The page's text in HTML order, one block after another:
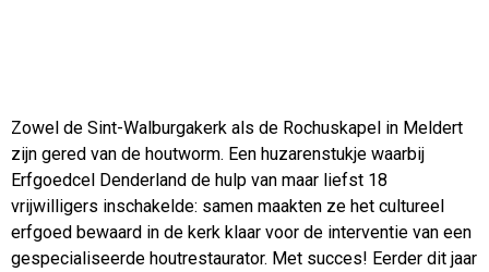
Zowel de Sint-Walburgakerk als de Rochuskapel in Meldert
zijn gered van de houtworm. Een huzarenstukje waarbij
Erfgoedcel Denderland de hulp van maar liefst 18
vrijwilligers inschakelde: samen maakten ze het cultureel
erfgoed bewaard in de kerk klaar voor de interventie van een
gespecialiseerde houtrestaurator. Met succes! Eerder dit jaar